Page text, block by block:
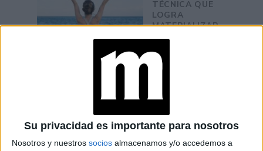
Su privacidad es importante para nosotros
Nosotros y nuestros socios almacenamos y/o accedemos a
TÉCNICA QUE
LOGRA
MATERIALIZAR
LOS DESEOS MÁS
POR LA
MHONI VIDENTE:
PLANO
ESPIRITUAL,